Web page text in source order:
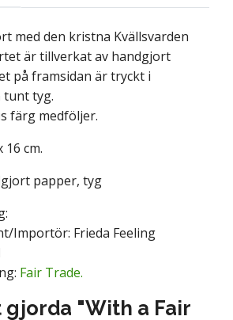
med den kristna Kvällsvarden
är tillverkat av handgjort
på framsidan är tryckt i
tunt tyg.
färg medföljer.
16 cm.
papper, tyg
Importör: Frieda Feeling
Fair Trade.
gjorda "With a Fair